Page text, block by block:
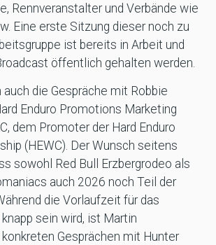
Rennveranstalter und Verbände wie
Eine erste Sitzung dieser noch zu
ist bereits in Arbeit und
öffentlich gehalten werden.
die Gespräche mit Robbie
Enduro Promotions Marketing
dem Promoter der Hard Enduro
(HEWC). Der Wunsch seitens
sowohl Red Bull Erzbergrodeo als
auch 2026 noch Teil der
die Vorlaufzeit für das
sein wird, ist Martin
Gesprächen mit Hunter